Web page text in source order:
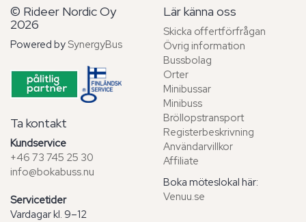
© Rideer Nordic Oy
2026
Powered by SynergyBus
Ta kontakt
Kundservice
+46 73 745 25 30
info@bokabuss.nu
Servicetider
Vardagar kl. 9–12
Lär känna oss
Skicka offertförfrågan
Övrig information
Bussbolag
Orter
Minibussar
Minibuss
Bröllopstransport
Registerbeskrivning
Användarvillkor
Affiliate
Boka möteslokal här:
Venuu.se